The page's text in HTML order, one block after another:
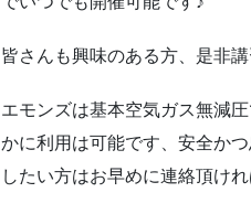
皆さんも興味のある方、是非
エモンズは基本空気ガス無減
かに利用は可能です、安全か
したい方はお早めに連絡頂けれ